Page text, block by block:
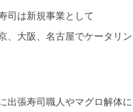
司は新規事業として
、大阪、名古屋でケータリ
出張寿司職人やマグロ解体